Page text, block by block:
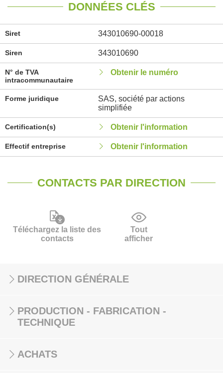
DONNÉES CLÉS
Siret 343010690-00018
Siren 343010690
N° de TVA
intracommunautaire
Obtenir le numéro
Forme juridique
SAS, société par actions
simplifiée
Certification(s) Obtenir l'information
Effectif entreprise Obtenir l'information
CONTACTS PAR DIRECTION
Téléchargez la liste des
contacts
Tout
afficher
DIRECTION GÉNÉRALE
PRODUCTION - FABRICATION -
TECHNIQUE
ACHATS